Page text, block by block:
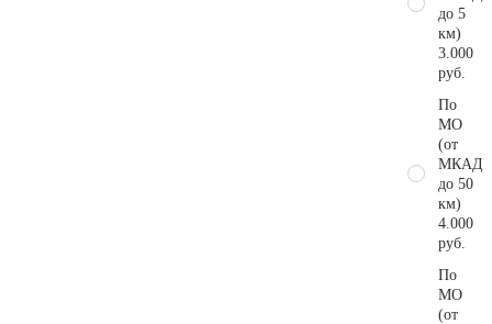
до 5
км)
3.000
руб.
По
МО
(от
МКАД
до 50
км)
4.000
руб.
По
МО
(от